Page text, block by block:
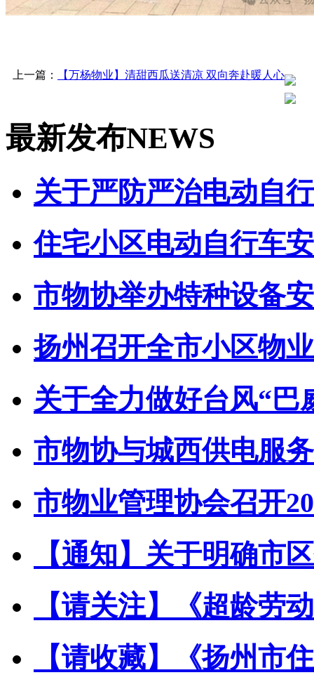
上一篇： 【万杨物业】清甜西瓜送清凉 双向奔赴暖人心
最新发布NEWS
关于严防严治电动自
住宅小区电动自行车
市物协举办特种设备
扬州召开全市小区物
关于全力做好台风“巴
市物协与城西供电服
市物业管理协会召开
【通知】关于明确市
【请关注】《超龄劳
【请收藏】《扬州市